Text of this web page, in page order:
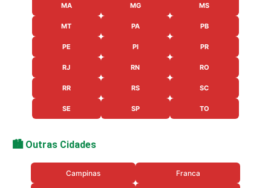
MA MG MS
MT PA PB
PE PI PR
RJ RN RO
RR RS SC
SE SP TO
🏙️ Outras Cidades
Campinas Franca